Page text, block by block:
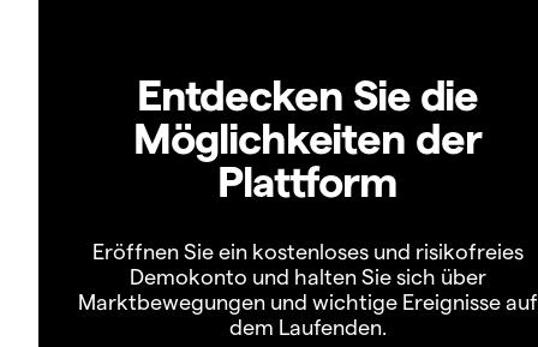
Entdecken Sie die
Möglichkeiten der
Plattform
Eröffnen Sie ein kostenloses und risikofreies
Demokonto und halten Sie sich über
Marktbewegungen und wichtige Ereignisse auf
dem Laufenden.